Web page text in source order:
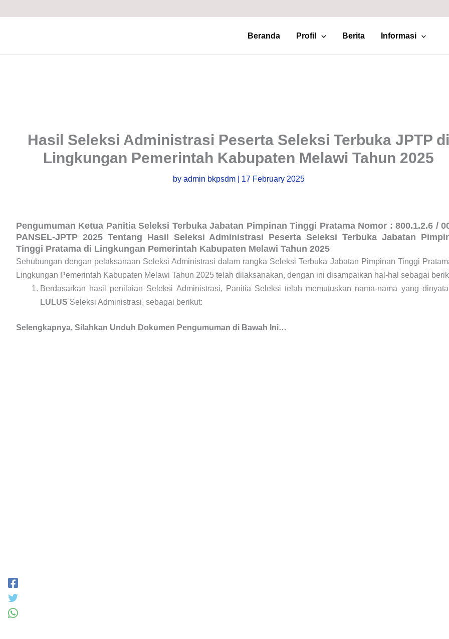
to
Beranda Profil Berita Informasi
Hasil Seleksi Administrasi Peserta Seleksi Terbuka JPTP di
Lingkungan Pemerintah Kabupaten Melawi Tahun 2025
by admin bkpsdm 17 February 2025
Pengumuman Ketua Panitia Seleksi Terbuka Jabatan Pimpinan Tinggi Pratama Nomor : 800.1.2.6 /
PANSEL-JPTP 2025 Tentang Hasil Seleksi Administrasi Peserta Seleksi Terbuka Jabatan
Tinggi Pratama di Lingkungan Pemerintah Kabupaten Melawi Tahun 2025
Sehubungan dengan pelaksanaan Seleksi Administrasi dalam rangka Seleksi Terbuka Jabatan Pimpinan Tinggi
Lingkungan Pemerintah Kabupaten Melawi Tahun 2025 telah dilaksanakan, dengan ini disampaikan hal-hal sebagai
Berdasarkan hasil penilaian Seleksi Administrasi, Panitia Seleksi telah memutuskan nama-nama yang
LULUS Seleksi Administrasi, sebagai berikut:
Selengkapnya, Silahkan Unduh Dokumen Pengumuman di Bawah Ini…